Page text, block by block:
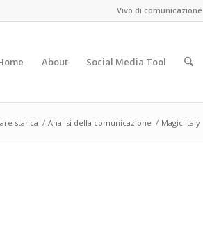
Vivo di comunicazione
About Social Media Tool
stanca / Analisi della comunicazione / Magic Italy